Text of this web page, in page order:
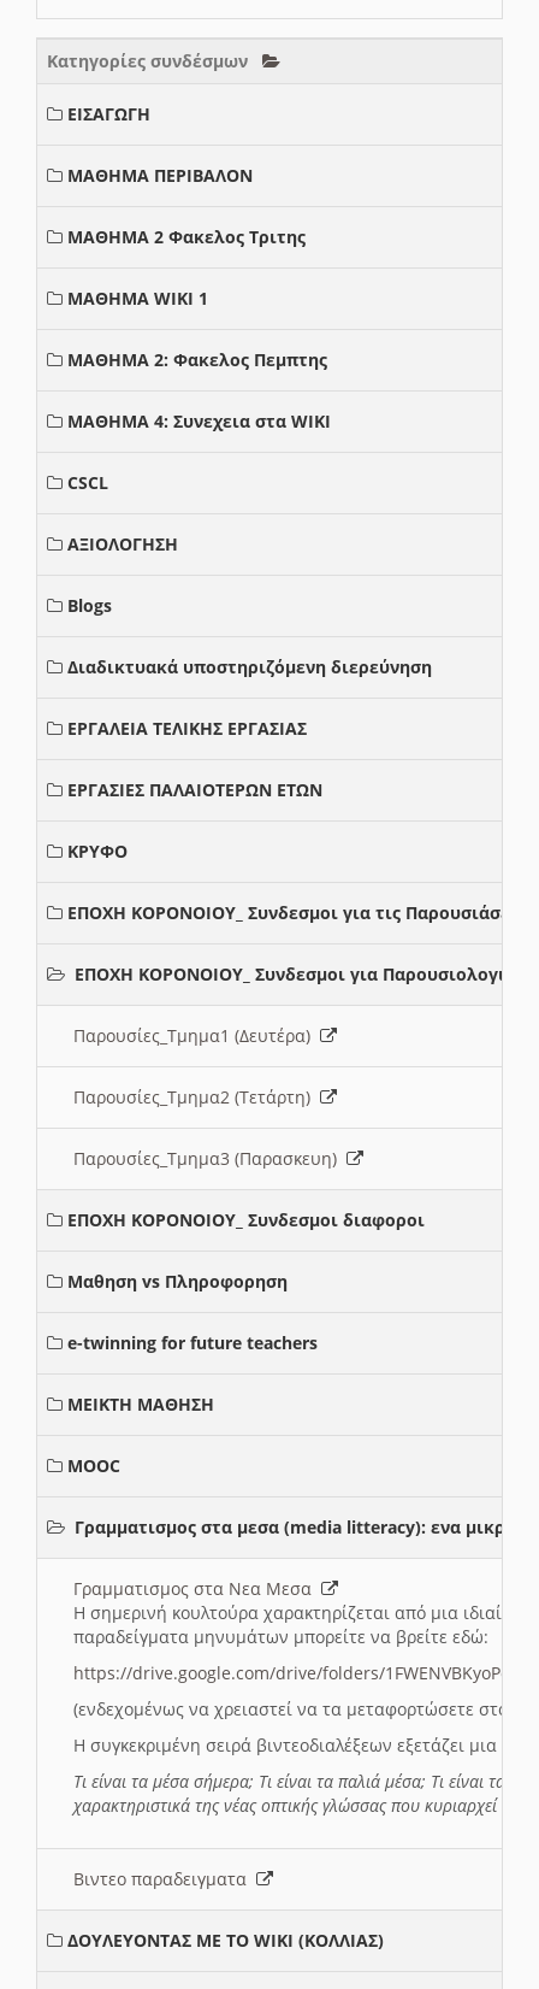
Κατηγορίες συνδέσμων
ΕΙΣΑΓΩΓΗ
ΜΑΘΗΜΑ ΠΕΡΙΒΑΛΟΝ
ΜΑΘΗΜΑ 2 Φακελος Τριτης
ΜΑΘΗΜΑ WIKI 1
ΜΑΘΗΜΑ 2: Φακελος Πεμπτης
ΜΑΘΗΜΑ 4: Συνεχεια στα WIKI
CSCL
ΑΞΙΟΛΟΓΗΣΗ
Blogs
Διαδικτυακά υποστηριζόμενη διερεύνηση
ΕΡΓΑΛΕΙΑ ΤΕΛΙΚΗΣ ΕΡΓΑΣΙΑΣ
ΕΡΓΑΣΙΕΣ ΠΑΛΑΙΟΤΕΡΩΝ ΕΤΩΝ
ΚΡΥΦΟ
ΕΠΟΧΗ ΚΟΡΟΝΟΙΟΥ_ Συνδεσμοι για τις Παρουσιάσεις
ΕΠΟΧΗ ΚΟΡΟΝΟΙΟΥ_ Συνδεσμοι για Παρουσιολογια
Παρουσίες_Τμημα1 (Δευτέρα)
Παρουσίες_Τμημα2 (Τετάρτη)
Παρουσίες_Τμημα3 (Παρασκευη)
ΕΠΟΧΗ ΚΟΡΟΝΟΙΟΥ_ Συνδεσμοι διαφοροι
Μαθηση vs Πληροφορηση
e-twinning for future teachers
ΜΕΙΚΤΗ ΜΑΘΗΣΗ
MOOC
Γραμματισμος στα μεσα (media litteracy): ενα μικρο
Γραμματισμος στα Νεα Μεσα
Η σημερινή κουλτούρα χαρακτηρίζεται από μια
παραδείγματα μηνυμάτων μπορείτε να βρείτε εδώ:
https://drive.google.com/drive/folders/
(ενδεχομένως να χρειαστεί να τα μεταφορτώσετε στο
Η συγκεκριμένη σειρά βιντεοδιαλέξεων εξετάζει μια
Τι είναι τα μέσα σήμερα; Τι είναι τα παλιά μέσα; Τι είναι τα
χαρακτηριστικά της νέας οπτικής γλώσσας που κυριαρχεί
Βιντεο παραδειγματα
ΔΟΥΛΕΥΟΝΤΑΣ ΜΕ ΤΟ WIKI (ΚΟΛΛΙΑΣ)